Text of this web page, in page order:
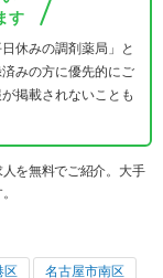
す
休みの調剤薬局」と
みの方に優先的にご
掲載されないことも
を無料でご紹介。大手
区 名古屋市南区